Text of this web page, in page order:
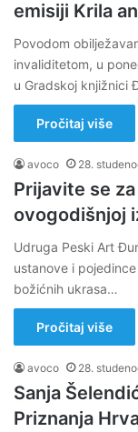
emisiji Krila
Povodom
invaliditetom, u
u Gradskoj knjižnici
Pročitaj više
avoco 28.
Prijavite se
ovogodišnjoj
Udruga Peski Art
ustanove i
božićnih ukrasa…
Pročitaj više
avoco 28.
Sanja
Priznanja